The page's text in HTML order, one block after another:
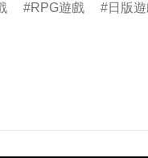
RPG遊戲 日版